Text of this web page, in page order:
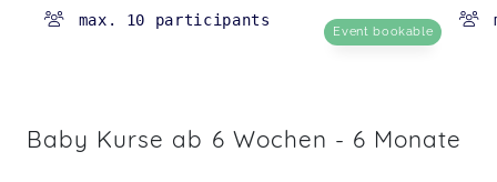
max. 10 participants
Event bookable
Baby Kurse ab 6 Wochen - 6 Monate